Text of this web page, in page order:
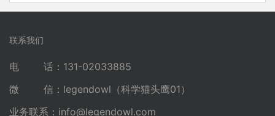
联系我们
电 话：131-02033885
微 信：legendowl（科学猫头鹰01）
业务联系： info@legendowl.com